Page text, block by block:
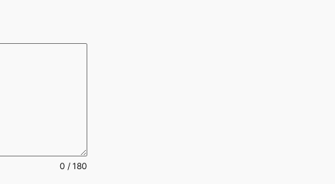
0 / 180